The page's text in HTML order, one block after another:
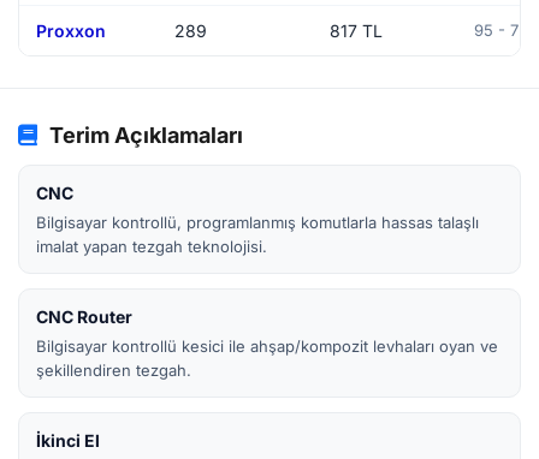
Proxxon 289 817 TL 95 -
Terim Açıklamaları
CNC
Bilgisayar kontrollü, programlanmış komutlarla hassas talaşlı
imalat yapan tezgah teknolojisi.
CNC Router
Bilgisayar kontrollü kesici ile ahşap/kompozit levhaları oyan ve
şekillendiren tezgah.
İkinci El